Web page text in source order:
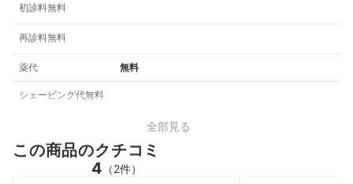
初診料無料
再診料無料
薬代 無料
シェービング代無料
全部見る
この商品のクチコミ
4 （2件）